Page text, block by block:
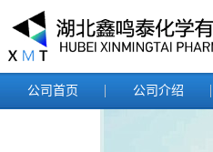
公司首页 公司介绍